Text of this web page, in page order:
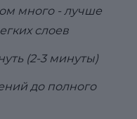
много - лучше
слоев
(2-3 минуты)
до полного